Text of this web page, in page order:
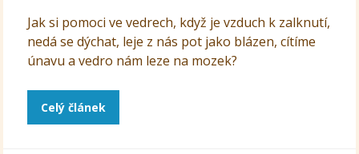
Jak si pomoci ve vedrech, když je vzduch k zalknutí,
nedá se dýchat, leje z nás pot jako blázen, cítíme
únavu a vedro nám leze na mozek?
Celý článek